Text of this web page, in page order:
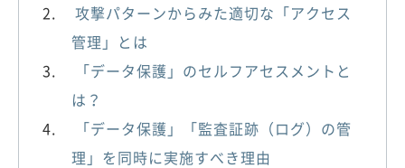
攻撃パターンからみた適切な「アクセス
管理」とは
「データ保護」のセルフアセスメントと
は？
「データ保護」「監査証跡（ログ）の管
理」を同時に実施すべき理由